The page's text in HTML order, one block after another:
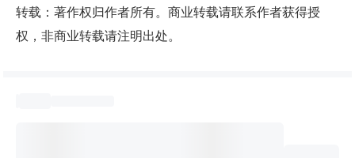
转载：著作权归作者所有。商业转载请联系作者获得授
权，非商业转载请注明出处。